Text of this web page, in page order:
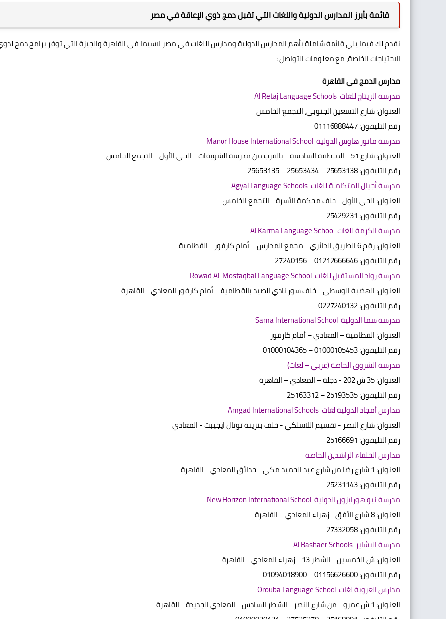
قائمة بأبرز المدارس الدولية واللغات التي تقبل دمج ذوي الإعاقة في مصر
نقدم لك فيما يلي قائمة شاملة بأهم المدارس الدولية ومدارس اللغات في مصر لاسيما فى القاهرة والجيزة التي توفر برامج دمج
الاحتياجات الخاصة، مع معلومات التواصل :
مدارس الدمج في القاهرة
مدرسة الريتاج للغات Al Retaj Language Schools
العنوان: شارع التسعين الجنوبي، التجمع الخامس
رقم التليفون: 01116888447
مدرسة مانور هاوس الدولية Manor House International School
العنوان: شارع 51 - المنطقة السادسة - بالقرب من مدرسة الشويفات - الحي الأول - التجمع الخامس
رقم التليفون: 25653138 – 25653434 – 25653135
مدرسة أجيال المتكاملة للغات Agyal Language Schools
العنوان: الحي الأول - خلف محكمة الأسرة - التجمع الخامس
رقم التليفون: 25429231
مدرسة الكرمة للغات Al Karma Language School
العنوان: رقم 6 الطريق الدائري - مجمع المدارس – أمام كارفور - القطامية
رقم التليفون: 01212666646 – 27240156
مدرسة رواد المستقبل للغات Rowad Al-Mostaqbal Language School
العنوان: الهضبة الوسطى - خلف سور نادي الصيد بالقطامية – أمام كارفور المعادي - القاهرة
رقم التليفون: 0227240132
مدرسة سما الدولية Sama International School
العنوان: القطامية – المعادي – أمام كارفور
رقم التليفون: 01000105453 – 01000104365
مدرسة الشروق الخاصة (عربي – لغات)
العنوان: 35 ش 202 - دجلة – المعادي – القاهرة
رقم التليفون: 25193535 – 25163312
مدارس أمجاد الدولية لغات Amgad International Schools
العنوان: شارع النصر - تقسيم اللاسلكي - خلف بنزينة توتال ايجيبت - المعادي
رقم التليفون: 25166691
مدارس الخلفاء الراشدين الخاصة
العنوان: 1 شارع رضا من شارع عبد الحميد مكي - حدائق المعادي - القاهرة
رقم التليفون: 25231143
مدرسة نيو هورايزون الدولية New Horizon International School
العنوان: 8 شارع الأفق - زهراء المعادي – القاهرة
رقم التليفون: 27332058
مدرسة البشاير Al Bashaer Schools
العنوان: ش الخمسين - الشطر 13 - زهراء المعادي - القاهرة
رقم التليفون: 01156626600 – 01094018900
مدارس العروبة لغات Orouba Language School
العنوان: 1 ش عمرو - من شارع النصر - الشطر السادس - المعادي الجديدة - القاهرة